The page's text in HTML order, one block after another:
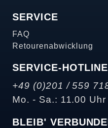
SERVICE
FAQ
Retourenabwicklung
SERVICE-HOTLINE
+49 (0)201 / 559
Mo. - Sa.: 11.00
BLEIB'